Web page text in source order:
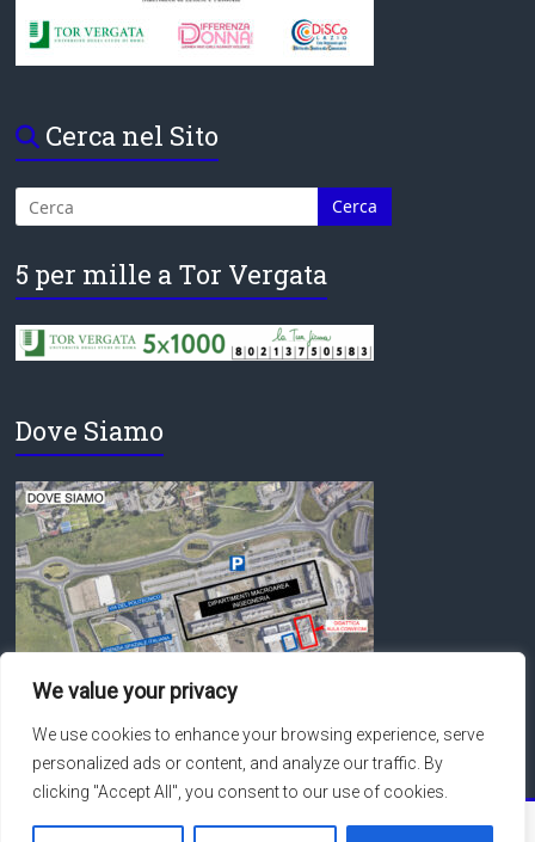
We value your privacy
We use cookies to enhance your browsing experience, serve
personalized ads or content, and analyze our traffic. By
clicking "Accept All", you consent to our use of cookies.
Cerca nel Sito
5 per mille a Tor Vergata
Dove Siamo
Copyright © 2026Macroarea di Ingegneria – Università degli Studi di Roma